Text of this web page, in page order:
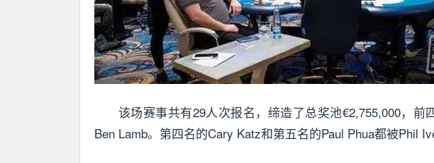
该场赛事共有29人次报名，缔造了总奖池€2,755,000，
Ben Lamb。第四名的Cary Katz和第五名的Paul Phua都被Phil